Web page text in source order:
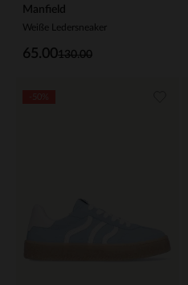
Manfield
Weiße Ledersneaker
130.00
65.00